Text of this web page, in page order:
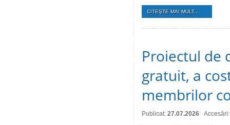
CITEŞTE MAI MULT...
Proiectul de
gratuit, a
membrilor
Publicat: 27.07.2026